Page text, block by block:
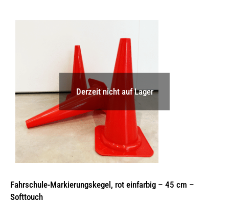
Derzeit nicht auf Lager
Fahrschule-Markierungskegel, rot einfarbig – 45 cm –
Softtouch